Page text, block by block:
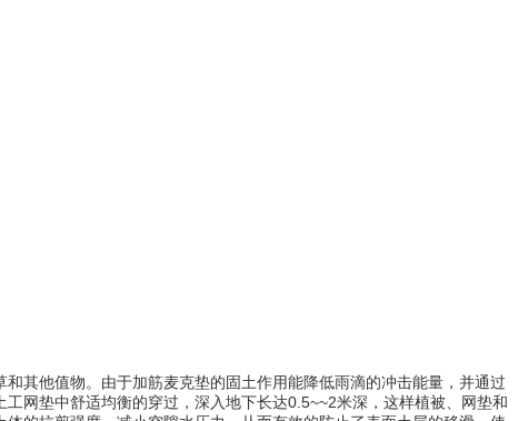
其他值物。由于加筋麦克垫的固土作用能降低雨滴的冲击能量，并通过
网垫中舒适均衡的穿过，深入地下长达0.5~~2米深，这样植被、网垫和